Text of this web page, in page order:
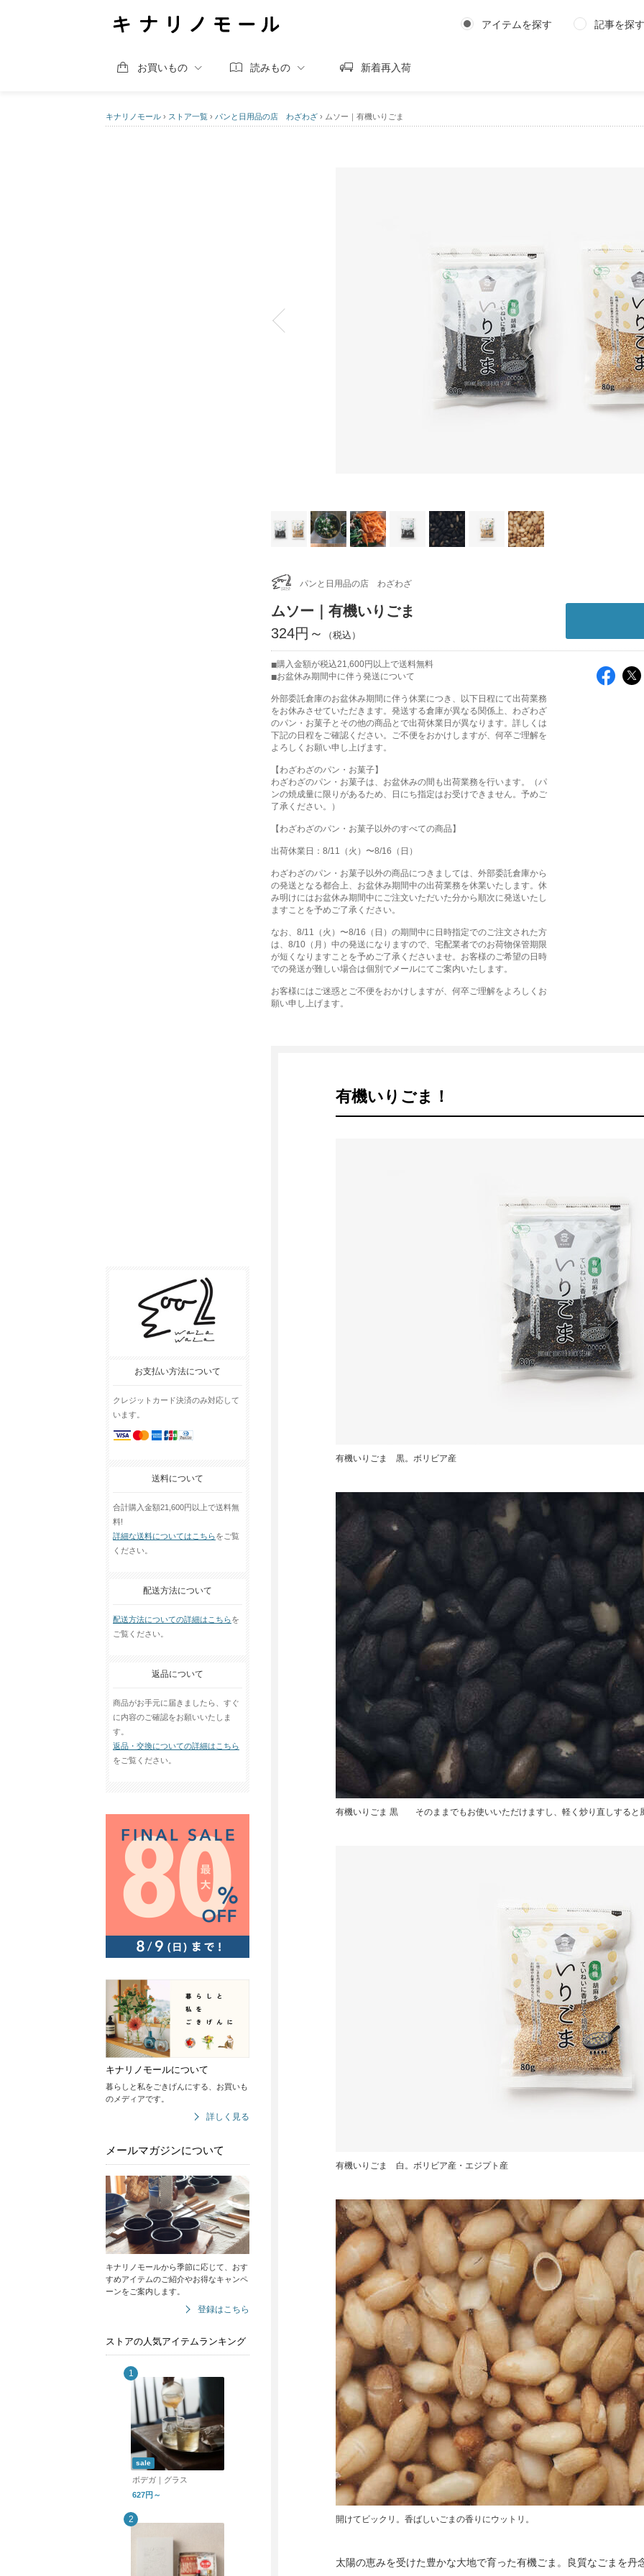
アイテムを探す 記事を探す
お買いもの 読みもの 新着再入荷
キナリノモール › ストア一覧 › パンと日用品の店 わざわざ › ムソー｜有機いりごま
お支払い方法について
クレジットカード決済のみ対応して
います。
送料について
合計購入金額21,600円以上で送料無
料!
詳細な送料についてはこちらをご覧
ください。
配送方法について
配送方法についての詳細はこちらを
ご覧ください。
返品について
商品がお手元に届きましたら、すぐ
に内容のご確認をお願いいたしま
す。
返品・交換についての詳細はこちら
をご覧ください。
キナリノモールについて
暮らしと私をごきげんにする、お買いも
のメディアです。
詳しく見る
メールマガジンについて
キナリノモールから季節に応じて、おす
すめアイテムのご紹介やお得なキャンペ
ーンをご案内します。
登録はこちら
ストアの人気アイテムランキング
sale
ボデガ｜グラス
627円～
パンと日用品の店 わざわざ
ムソー｜有機いりごま
324円～
購入金額が税込21,600円以上で送料無料
お盆休み期間中に伴う発送について
外部委託倉庫のお盆休み期間に伴う休業につき、以下日程にて出荷業務
をお休みさせていただきます。発送する倉庫が異なる関係上、わざわざ
のパン・お菓子とその他の商品とで出荷休業日が異なります。詳しくは
下記の日程をご確認ください。ご不便をおかけしますが、何卒ご理解を
よろしくお願い申し上げます。
【わざわざのパン・お菓子】
わざわざのパン・お菓子は、お盆休みの間も出荷業務を行います。（パ
ンの焼成量に限りがあるため、日にち指定はお受けできません。予めご
了承ください。）
【わざわざのパン・お菓子以外のすべての商品】
出荷休業日：8/11（火）〜8/16（日）
わざわざのパン・お菓子以外の商品につきましては、外部委託倉庫から
の発送となる都合上、お盆休み期間中の出荷業務を休業いたします。休
み明けにはお盆休み期間中にご注文いただいた分から順次に発送いたし
ますことを予めご了承ください。
なお、8/11（火）〜8/16（日）の期間中に日時指定でのご注文された方
は、8/10（月）中の発送になりますので、宅配業者でのお荷物保管期限
が短くなりますことを予めご了承くださいませ。お客様のご希望の日時
での発送が難しい場合は個別でメールにてご案内いたします。
お客様にはご迷惑とご不便をおかけしますが、何卒ご理解をよろしくお
願い申し上げます。
有機いりごま！
有機いりごま 黒。ボリビア産
有機いりごま 黒 そのままでもお使いいただけますし、軽く炒り直しすると
有機いりごま 白。ボリビア産・エジプト産
開けてビックリ。香ばしいごまの香りにウットリ。
太陽の恵みを受けた豊かな大地で育った有機ごま。良質なごまを丹